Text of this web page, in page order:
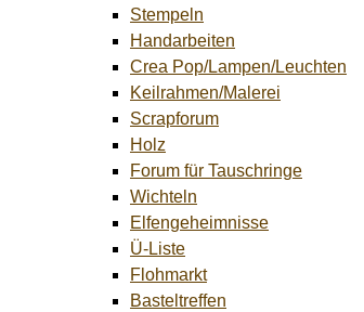
Stempeln
Handarbeiten
Crea Pop/Lampen/Leuchten
Keilrahmen/Malerei
Scrapforum
Holz
Forum für Tauschringe
Wichteln
Elfengeheimnisse
Ü-Liste
Flohmarkt
Basteltreffen